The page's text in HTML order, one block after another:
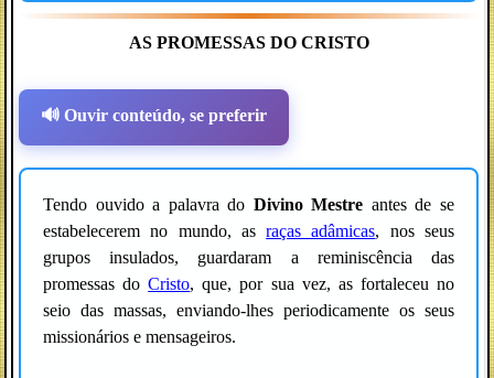
AS PROMESSAS DO CRISTO
🔊 Ouvir conteúdo, se preferir
Tendo ouvido a palavra do Divino Mestre antes de se
estabelecerem no mundo, asraças adâmicas, nos seus
grupos insulados, guardaram a reminiscência das
promessas doCristo, que, por sua vez, as fortaleceu no
seio das massas, enviando-lhes periodicamente os seus
missionários e mensageiros.